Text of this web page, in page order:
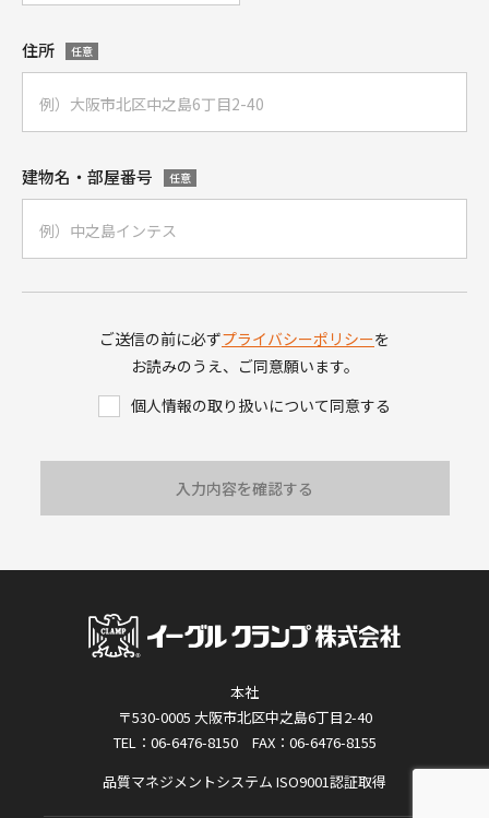
住所 任意
建物名・部屋番号 任意
ご送信の前に必ずプライバシーポリシーを
お読みのうえ、ご同意願います。
個人情報の取り扱いについて同意する
入力内容を確認する
本社
〒530-0005 大阪市北区中之島6丁目2-40
TEL：06-6476-8150 FAX：06-6476-8155
品質マネジメントシステム ISO9001認証取得